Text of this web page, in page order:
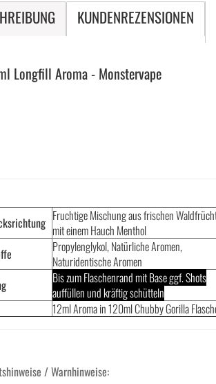
KUNDENREZENSIONEN
Longfill Aroma - Monstervape
Fruchtige Mischung aus frischen
mit einem Hauch Menthol
Propylenglykol, Natürliche Aromen,
Naturidentische Aromen
Bis zum Flaschenrand mit Base ggf. Shots
auffüllen und kräftig schütteln
12ml Aroma in 120ml Chubby Gorilla
/ Warnhinweise: